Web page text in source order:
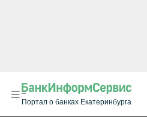
Портал о банках Екатеринбурга